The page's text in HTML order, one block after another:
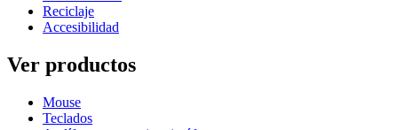
Reciclaje
Accesibilidad
Ver productos
Mouse
Teclados